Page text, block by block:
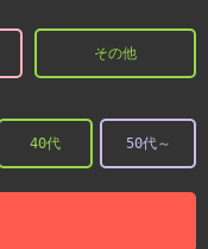
その他
40代 50代～